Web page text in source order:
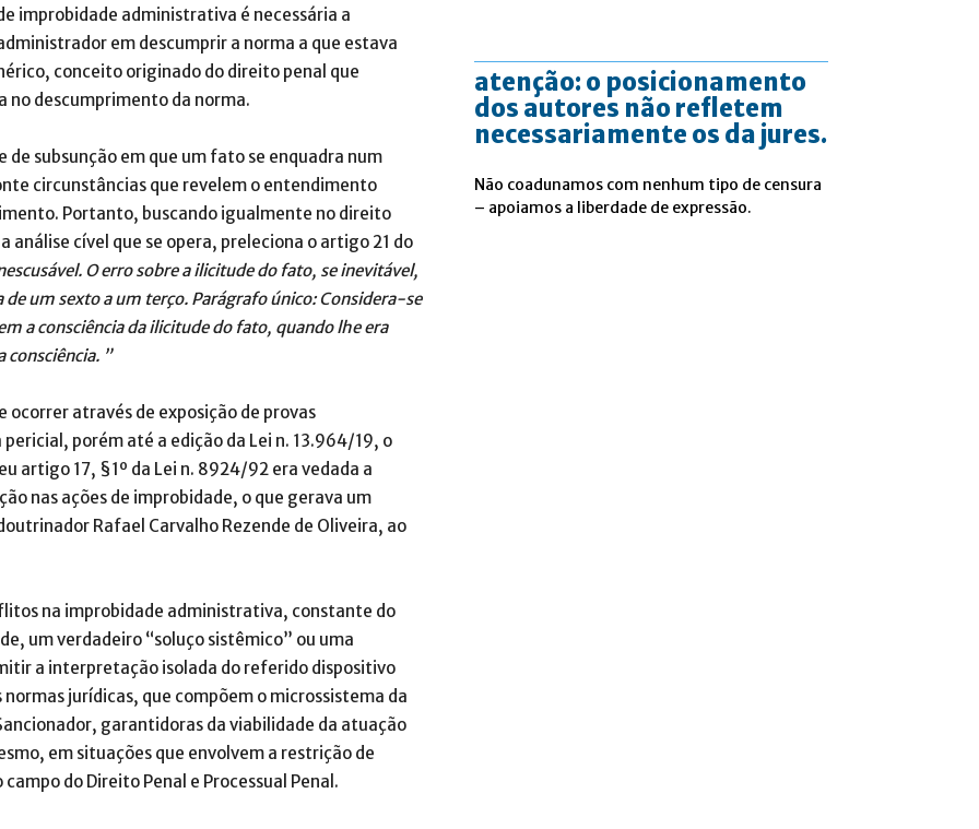
improbidade administrativa é necessária a
em descumprir a norma a que estava
conceito originado do direito penal que
descumprimento da norma.
subsunção em que um fato se enquadra num
circunstâncias que revelem o entendimento
Portanto, buscando igualmente no direito
cível que se opera, preleciona o artigo 21 do
O erro sobre a ilicitude do fato, se inevitável,
um sexto a um terço. Parágrafo único: Considera-se
a consciência da ilicitude do fato, quando lhe era
consciência. ”
ocorrer através de exposição de provas
porém até a edição da Lei n. 13.964/19, o
artigo 17, §1º da Lei n. 8924/92 era vedada a
nas ações de improbidade, o que gerava um
Rafael Carvalho Rezende de Oliveira, ao
na improbidade administrativa, constante do
um verdadeiro “soluço sistêmico” ou uma
a interpretação isolada do referido dispositivo
jurídicas, que compõem o microssistema da
garantidoras da viabilidade da atuação
em situações que envolvem a restrição de
do Direito Penal e Processual Penal.
atenção: o posicionamento
dos autores não refletem
necessariamente os da jures.
Não coadunamos com nenhum tipo de censura
– apoiamos a liberdade de expressão.